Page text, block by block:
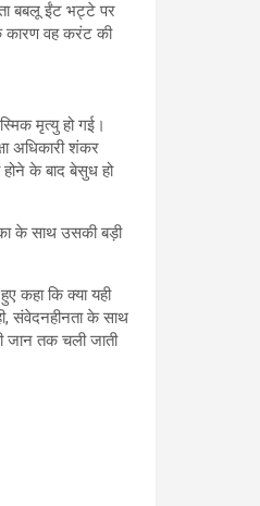
बबलू ईंट भट्टे पर
कारण वह करंट की
मृत्यु हो गई।
अधिकारी शंकर
के बाद बेसुध हो
के साथ उसकी बड़ी
कहा कि क्या यही
संवेदनहीनता के साथ
जान तक चली जाती